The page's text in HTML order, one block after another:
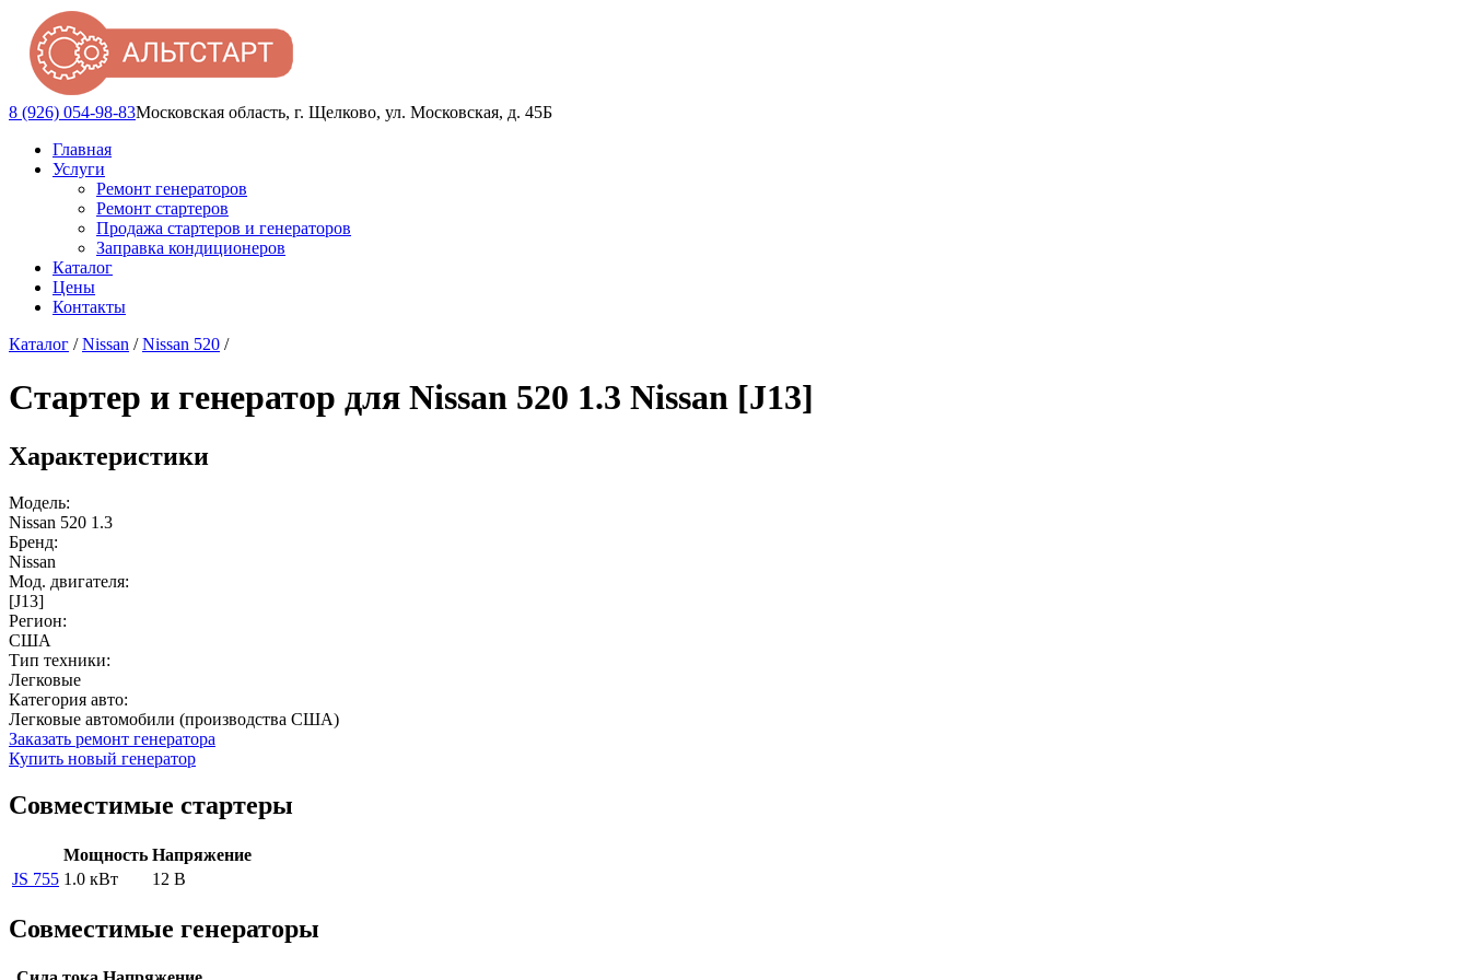
8 (926) 054-98-83Московская область, г. Щелково, ул. Московская, д. 45Б
Главная
Услуги
Ремонт генераторов
Ремонт стартеров
Продажа стартеров и генераторов
Заправка кондиционеров
Каталог
Цены
Контакты
Каталог /Nissan /Nissan 520 /
Стартер и генератор для Nissan 520 1.3 Nissan [J13]
Характеристики
Модель:
Nissan 520 1.3
Бренд:
Nissan
Мод. двигателя:
[J13]
Регион:
США
Тип техники:
Легковые
Категория авто:
Легковые автомобили (производства США)
Заказать ремонт генератора
Купить новый генератор
Совместимые стартеры
Мощность Напряжение
JS 755 1.0 кВт 12 В
Совместимые генераторы